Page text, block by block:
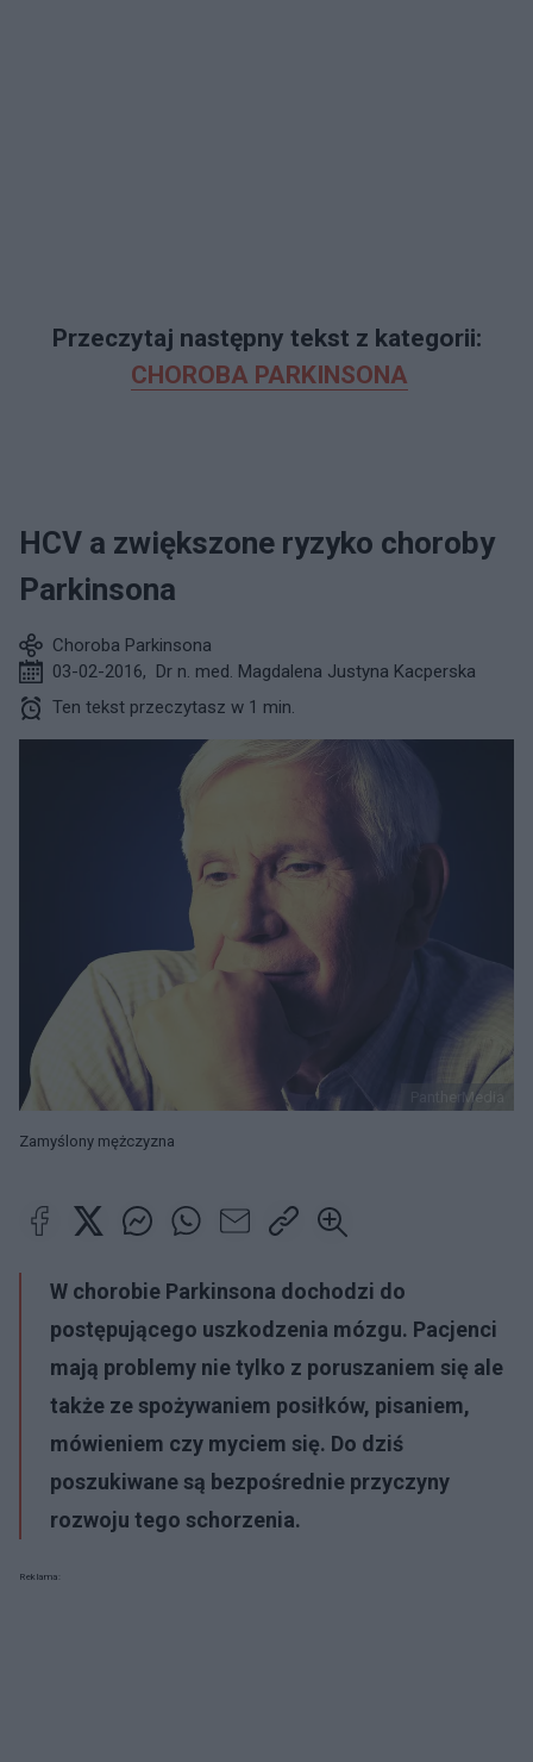
Przeczytaj następny tekst z kategorii:
CHOROBA PARKINSONA
HCV a zwiększone ryzyko choroby
Parkinsona
Choroba Parkinsona
03-02-2016, Dr n. med. Magdalena Justyna Kacperska
Ten tekst przeczytasz w 1 min.
PantherMedia
Zamyślony mężczyzna
W chorobie Parkinsona dochodzi do
postępującego uszkodzenia mózgu. Pacjenci
mają problemy nie tylko z poruszaniem się ale
także ze spożywaniem posiłków, pisaniem,
mówieniem czy myciem się. Do dziś
poszukiwane są bezpośrednie przyczyny
rozwoju tego schorzenia.
Reklama: